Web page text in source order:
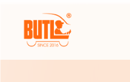
content